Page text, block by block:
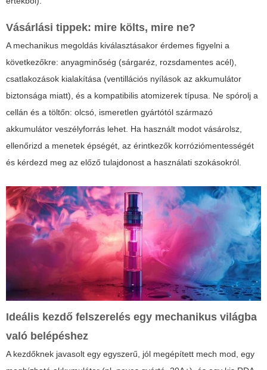
Vásárlási tippek: mire költs, mire ne?
A mechanikus megoldás kiválasztásakor érdemes figyelni a
következőkre: anyagminőség (sárgaréz, rozsdamentes acél),
csatlakozások kialakítása (ventillációs nyílások az akkumulátor
biztonsága miatt), és a kompatibilis atomizerek típusa. Ne spórolj a
cellán és a töltőn: olcsó, ismeretlen gyártótól származó
akkumulátor veszélyforrás lehet. Ha használt modot vásárolsz,
ellenőrizd a menetek épségét, az érintkezők korróziómentességét
és kérdezd meg az előző tulajdonost a használati szokásokról.
Ideális kezdő felszerelés egy mechanikus világba
való belépéshez
A kezdőknek javasolt egy egyszerű, jól megépített mech mod, egy